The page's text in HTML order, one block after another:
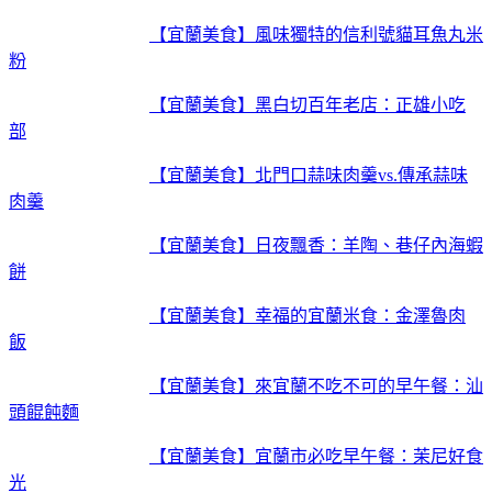
【宜蘭美食】風味獨特的信利號貓耳魚丸米
粉
【宜蘭美食】黑白切百年老店：正雄小吃
部
【宜蘭美食】北門口蒜味肉羹vs.傳承蒜味
肉羹
【宜蘭美食】日夜飄香：羊陶、巷仔內海蝦
餅
【宜蘭美食】幸福的宜蘭米食：金澤魯肉
飯
【宜蘭美食】來宜蘭不吃不可的早午餐：汕
頭餛飩麵
【宜蘭美食】宜蘭市必吃早午餐：茉尼好食
光